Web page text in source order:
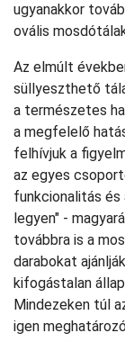
ugyanakkor
ovális
Az elmúlt
süllyeszthető
a természetes
a megfelelő
felhívjuk a
az egyes
funkcionalitás
legyen" -
továbbra is a
darabokat
kifogástalan
Mindezeken túl
igen